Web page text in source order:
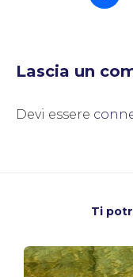
Lascia un
Devi essere
Ti